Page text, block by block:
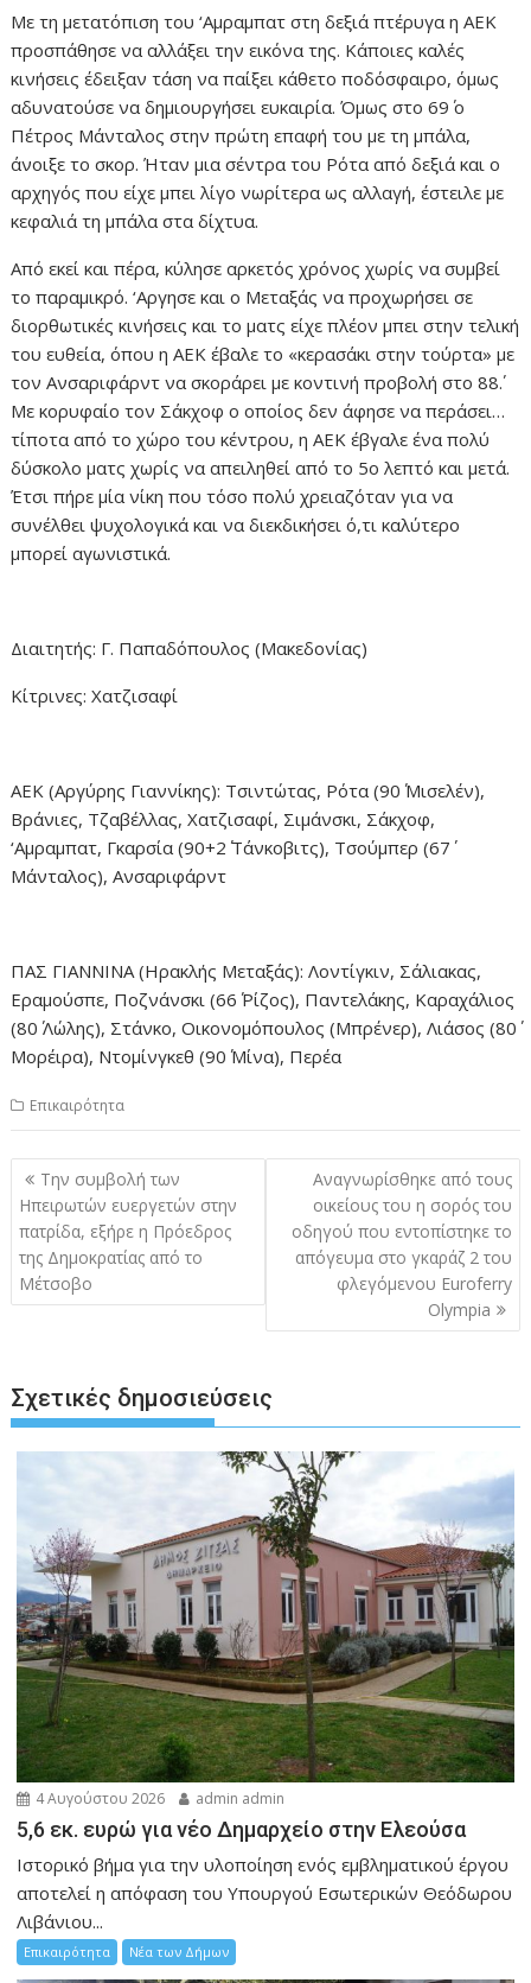
Με τη μετατόπιση του ‘Αμραμπατ στη δεξιά πτέρυγα η ΑΕΚ
προσπάθησε να αλλάξει την εικόνα της. Κάποιες καλές
κινήσεις έδειξαν τάση να παίξει κάθετο ποδόσφαιρο, όμως
αδυνατούσε να δημιουργήσει ευκαιρία. Όμως στο 69΄ ο
Πέτρος Μάνταλος στην πρώτη επαφή του με τη μπάλα,
άνοιξε το σκορ. Ήταν μια σέντρα του Ρότα από δεξιά και ο
αρχηγός που είχε μπει λίγο νωρίτερα ως αλλαγή, έστειλε με
κεφαλιά τη μπάλα στα δίχτυα.
Από εκεί και πέρα, κύλησε αρκετός χρόνος χωρίς να συμβεί
το παραμικρό. ‘Αργησε και ο Μεταξάς να προχωρήσει σε
διορθωτικές κινήσεις και το ματς είχε πλέον μπει στην τελική
του ευθεία, όπου η ΑΕΚ έβαλε το «κερασάκι στην τούρτα» με
τον Ανσαριφάρντ να σκοράρει με κοντινή προβολή στο 88΄.
Με κορυφαίο τον Σάκχοφ ο οποίος δεν άφησε να περάσει…
τίποτα από το χώρο του κέντρου, η ΑΕΚ έβγαλε ένα πολύ
δύσκολο ματς χωρίς να απειληθεί από το 5ο λεπτό και μετά.
Έτσι πήρε μία νίκη που τόσο πολύ χρειαζόταν για να
συνέλθει ψυχολογικά και να διεκδικήσει ό,τι καλύτερο
μπορεί αγωνιστικά.
Διαιτητής: Γ. Παπαδόπουλος (Μακεδονίας)
Κίτρινες: Χατζισαφί
ΑΕΚ (Αργύρης Γιαννίκης): Τσιντώτας, Ρότα (90΄ Μισελέν),
Βράνιες, Τζαβέλλας, Χατζισαφί, Σιμάνσκι, Σάκχοφ,
‘Αμραμπατ, Γκαρσία (90+2΄ Τάνκοβιτς), Τσούμπερ (67΄
Μάνταλος), Ανσαριφάρντ
ΠΑΣ ΓΙΑΝΝΙΝΑ (Ηρακλής Μεταξάς): Λοντίγκιν, Σάλιακας,
Εραμούσπε, Ποζνάνσκι (66΄ Ρίζος), Παντελάκης, Καραχάλιος
(80΄ Λώλης), Στάνκο, Οικονομόπουλος (Μπρένερ), Λιάσος (80΄
Μορέιρα), Ντομίνγκεθ (90΄ Μίνα), Περέα
Επικαιρότητα
Πλοήγηση
άρθρων
Την συμβολή των
Ηπειρωτών ευεργετών στην
πατρίδα, εξήρε η Πρόεδρος
της Δημοκρατίας από το
Μέτσοβο
Aναγνωρίσθηκε από τους
οικείους του η σορός του
οδηγού που εντοπίστηκε το
απόγευμα στο γκαράζ 2 του
φλεγόμενου Euroferry
Olympia
Σχετικές δημοσιεύσεις
4 Αυγούστου 2026 admin admin
5,6 εκ. ευρώ για νέο Δημαρχείο στην Ελεούσα
Ιστορικό βήμα για την υλοποίηση ενός εμβληματικού έργου
αποτελεί η απόφαση του Υπουργού Εσωτερικών Θεόδωρου
Λιβάνιου...
Επικαιρότητα Νέα των Δήμων